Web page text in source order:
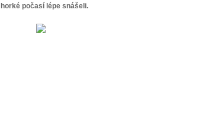
horké počasí lépe snášeli.